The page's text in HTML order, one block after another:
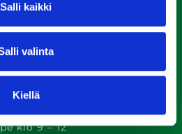
Salli kaikki
valinta
Kiellä
avoinna:
sovittaessa
to klo 13 – 15
klo 9 – 12